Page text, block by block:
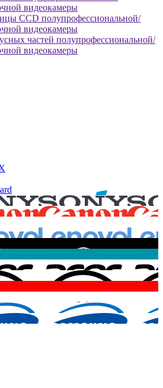
видеокамеры
CCD полупрофессиональной/
видеокамеры
частей полупрофессиональной/
видеокамеры